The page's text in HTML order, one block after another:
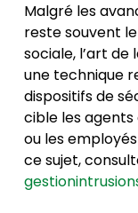
Malgré les
reste souvent
sociale, l’art
une technique
dispositifs de
cible lesagents
ou les
ce sujet,